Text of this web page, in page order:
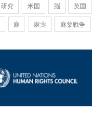
研究 米国 脳 英国
麻 麻薬 麻薬戦争